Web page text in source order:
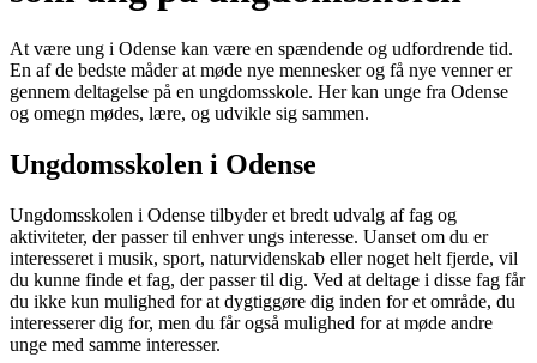
At være ung i Odense kan være en spændende og udfordrende tid.
En af de bedste måder at møde nye mennesker og få nye venner er
gennem deltagelse på en ungdomsskole. Her kan unge fra Odense
og omegn mødes, lære, og udvikle sig sammen.
Ungdomsskolen i Odense
Ungdomsskolen i Odense tilbyder et bredt udvalg af fag og
aktiviteter, der passer til enhver ungs interesse. Uanset om du er
interesseret i musik, sport, naturvidenskab eller noget helt fjerde, vil
du kunne finde et fag, der passer til dig. Ved at deltage i disse fag får
du ikke kun mulighed for at dygtiggøre dig inden for et område, du
interesserer dig for, men du får også mulighed for at møde andre
unge med samme interesser.